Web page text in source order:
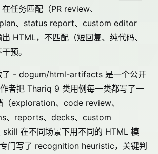
任务匹配（PR review、
、status report、custom editor
HTML，不匹配（短回复、纯代码、
预。
了 - dogum/html-artifacts 是一个公开
者把 Thariq 9 类用例每一类都写了一
exploration、code review、
、reports、decks、custom
在不同场景下用不同的 HTML 模
门写了 recognition heuristic，关键判